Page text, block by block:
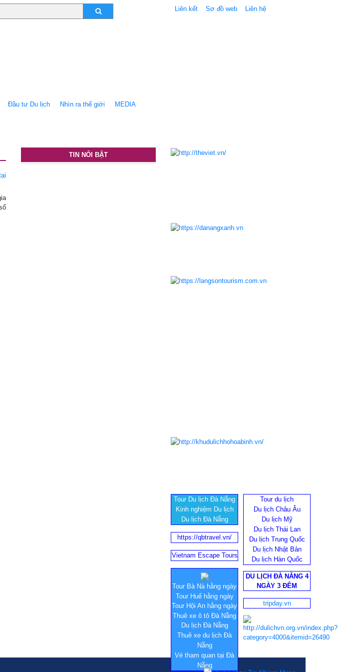
Liên kết Sơ đồ web Liên hệ
Ðầu tư Du lịch Nhìn ra thế giới MEDIA
TIN NỔI BẬT
Tour Du lịch Đà Nẵng
Kinh nghiệm Du lịch
Du lịch Đà Nẵng
Tour du lịch
Du lịch Châu Âu
Du lịch Mỹ
Du lịch Thái Lan
Du lịch Trung Quốc
Du lịch Nhật Bản
Du lịch Hàn Quốc
https://qbtravel.vn/
Vietnam Escape Tours
Tour Bà Nà hằng ngày
Tour Huế hằng ngày
Tour Hội An hằng ngày
Thuê xe ô tô Đà Nẵng
Du lịch Đà Nẵng
Thuê xe du lịch Đà
Nẵng
Vé tham quan tại Đà
Nẵng
DU LỊCH ĐÀ NẴNG 4
NGÀY 3 ĐÊM
tripday.vn